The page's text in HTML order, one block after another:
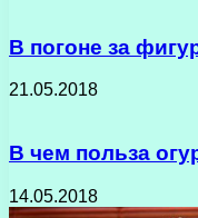
В погоне за
21.05.2018
В чем польза
14.05.2018